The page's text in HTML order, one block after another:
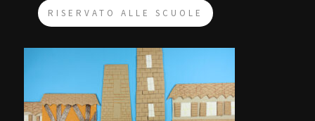
RISERVATO ALLE SCUOLE